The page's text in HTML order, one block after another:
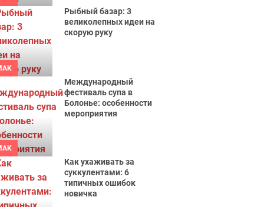
Рыбный базар: 3
великолепных идеи на
скорую руку
Международный
фестиваль супа в
Болонье: особенности
мероприятия
Как ухаживать за
суккулентами: 6
типичных ошибок
новичка